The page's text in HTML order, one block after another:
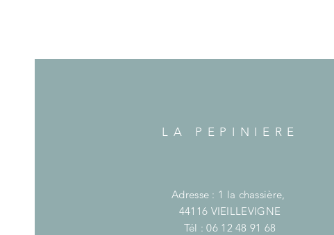
LA PEPINIERE
Adresse : 1 la chassière,
44116 VIEILLEVIGNE
Tél : 06 12 48 91 68